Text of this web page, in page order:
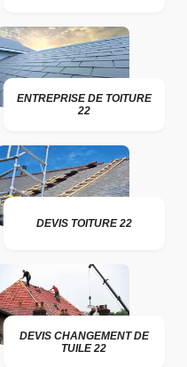
ENTREPRISE DE TOITURE
22
DEVIS TOITURE 22
DEVIS CHANGEMENT DE
TUILE 22